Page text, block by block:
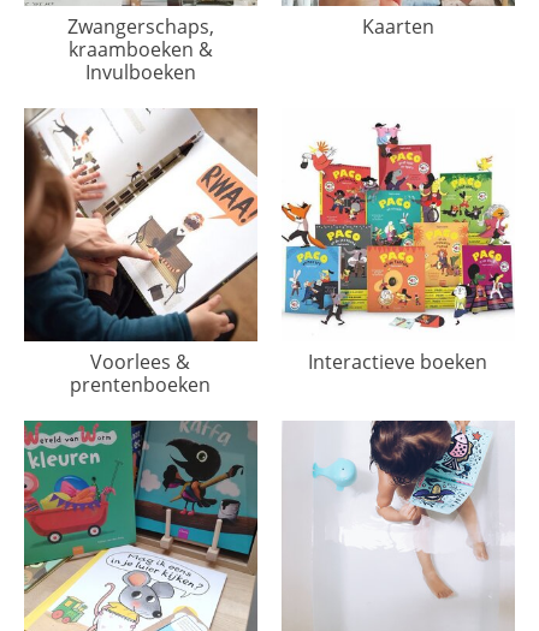
Zwangerschaps,
kraamboeken &
Invulboeken
Kaarten
Voorlees &
prentenboeken
Interactieve boeken